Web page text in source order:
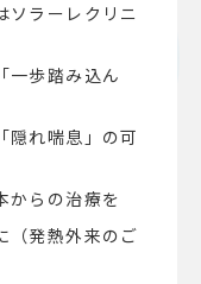
ソラーレクリニ
一歩踏み込ん
隠れ喘息」の可
からの治療を
（発熱外来のご